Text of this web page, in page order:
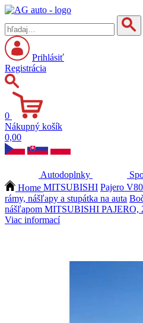
Prihlásiť
Registrácia
0
Nákupný košík
0,00
Autodoplnky
Home MITSUBISHI Pajero
rámy, nášľapy a stupátka na auta
nášľapom MITSUBISHI PAJERO,
Viac informací